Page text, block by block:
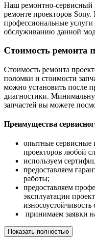
Наш ремонтно-сервисный
ремонте проекторов
профессиональные
обслуживанию данной
Стоимость ремонта
Стоимость ремонта
поломки и стоимости
можно установить после
диагностики.
запчастей вы можете
Преимущества
опытные
проекторов любой
используем
предоставляем
работы;
предоставляем
эксплуатации
износоустойчивость
принимаем заявки
Показать полностью